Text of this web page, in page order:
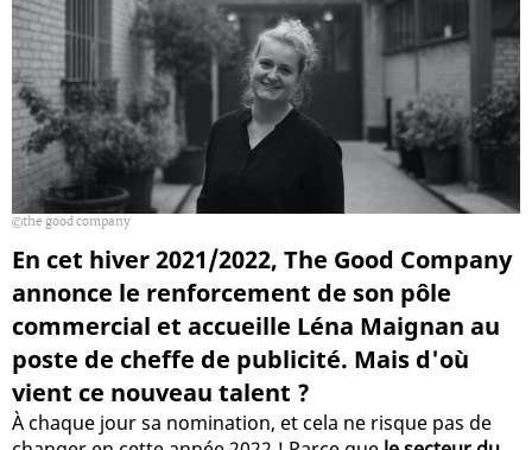
the good company
En cet hiver 2021/2022, The Good Company
annonce le renforcement de son pôle
commercial et accueille Léna Maignan au
poste de cheffe de publicité. Mais d'où
vient ce nouveau talent ?
À chaque jour sa nomination, et cela ne risque pas de